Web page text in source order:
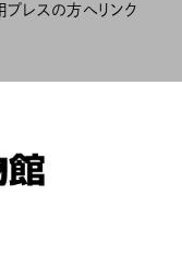
プレスの方へリンク